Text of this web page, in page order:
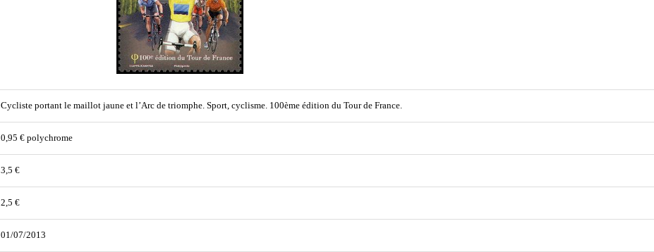
Cycliste portant le maillot jaune et l’Arc de triomphe. Sport, cyclisme. 100ème édition du Tour de France.
0,95 € polychrome
3,5 €
2,5 €
01/07/2013